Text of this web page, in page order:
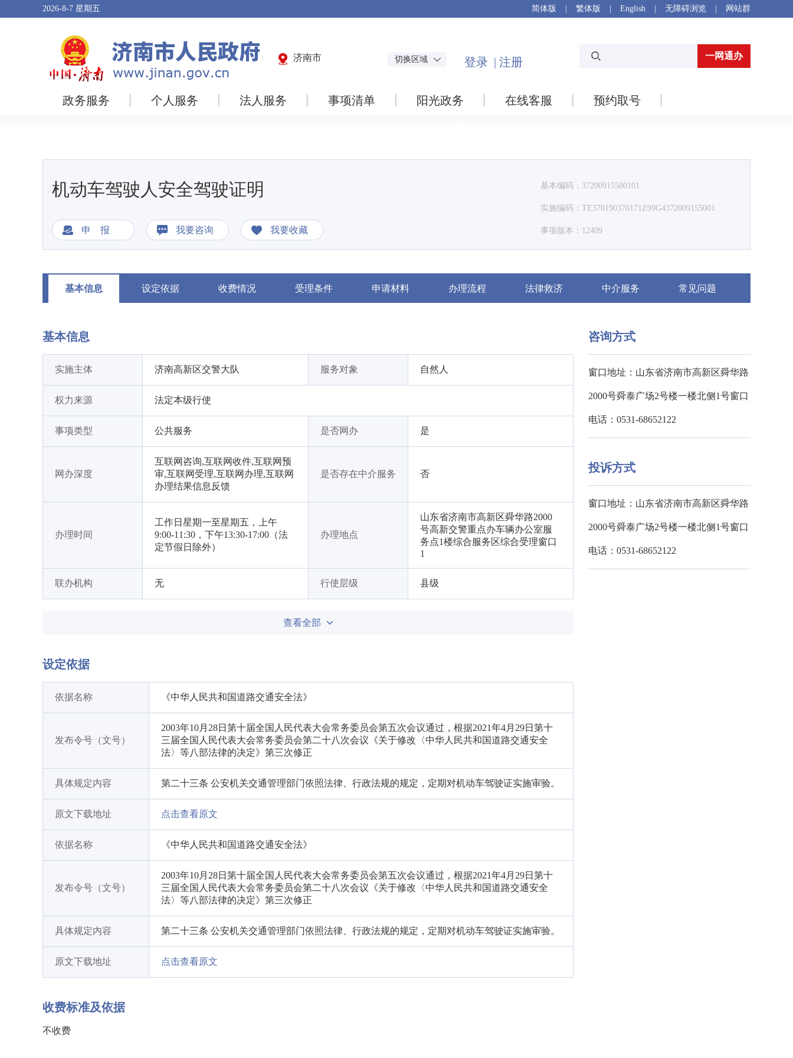
2026-8-7 星期五 简体版 繁体版 English 无障碍浏览 网站群
济南市 切换区域 一网通办
政务服务 个人服务 法人服务 事项清单 阳光政务 在线客服 预约取号
机动车驾驶人安全驾驶证明
申 报 我要咨询 我要收藏
基本编码：37200915500101
实施编码：TE370190370171Z99G4372009155001
事项版本：12409
基本信息 设定依据 收费情况 受理条件 申请材料 办理流程 法律救济 中介服务 常见问题
基本信息
实施主体 济南高新区交警大队 服务对象 自然人
权力来源 法定本级行使
事项类型 公共服务 是否网办 是
网办深度
互联网咨询,互联网收件,互联网预
审,互联网受理,互联网办理,互联网
办理结果信息反馈
是否存在中介服务 否
办理时间
工作日星期一至星期五，上午
9:00-11:30，下午13:30-17:00（法
定节假日除外）
办理地点
山东省济南市高新区舜华路2000
号高新交警重点办车辆办公室服
务点1楼综合服务区综合受理窗口
1
联办机构 无 行使层级 县级
查看全部
设定依据
依据名称 《中华人民共和国道路交通安全法》
发布令号（文号）
2003年10月28日第十届全国人民代表大会常务委员会第五次会议通过，根据2021年4月29日第十
三届全国人民代表大会常务委员会第二十八次会议《关于修改〈中华人民共和国道路交通安全
法〉等八部法律的决定》第三次修正
具体规定内容 第二十三条 公安机关交通管理部门依照法律、行政法规的规定，定期对机动车驾驶证实施审验。
原文下载地址 点击查看原文
依据名称 《中华人民共和国道路交通安全法》
发布令号（文号）
2003年10月28日第十届全国人民代表大会常务委员会第五次会议通过，根据2021年4月29日第十
三届全国人民代表大会常务委员会第二十八次会议《关于修改〈中华人民共和国道路交通安全
法〉等八部法律的决定》第三次修正
具体规定内容 第二十三条 公安机关交通管理部门依照法律、行政法规的规定，定期对机动车驾驶证实施审验。
原文下载地址 点击查看原文
收费标准及依据
不收费
咨询方式
窗口地址：山东省济南市高新区舜华路
2000号舜泰广场2号楼一楼北侧1号窗口
电话：0531-68652122
投诉方式
窗口地址：山东省济南市高新区舜华路
2000号舜泰广场2号楼一楼北侧1号窗口
电话：0531-68652122